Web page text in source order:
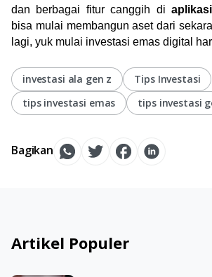
dan berbagai fitur canggih di
bisa mulai membangun aset dari
lagi, yuk mulai investasi emas digital
investasi ala gen z
Tips Investasi
tips investasi emas
tips investasi
Bagikan
Artikel Populer